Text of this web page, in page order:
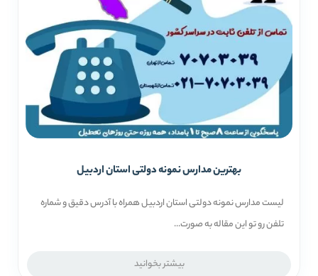
بهترین مدارس نمونه دولتی استان اردبیل
لیست مدارس نمونه دولتی استان اردبیل همراه با آدرس دقیق و شماره
تلفن رو تو این مقاله به صورت...
بیشتر بخوانید